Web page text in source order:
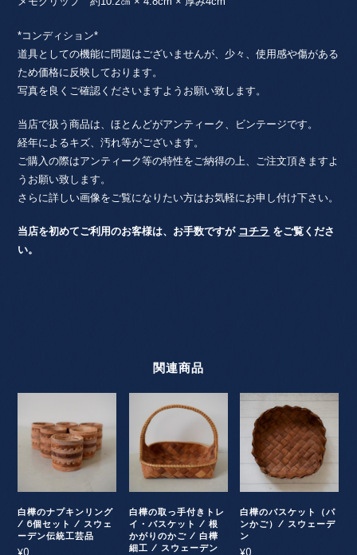
*コンディション*
道具としての機能に問題はございませんが、少々、使用感や傷がある
ため価格に反映しております。
写真を良くご確認くださいますようお願い致します。
当店で扱う商品は、ほとんどがアンティーク、ビンテージです。
経年によるキズ、汚れ等がございます。
ご購入の際はアンティーク等の特性をご納得の上、ご注文頂きますよ
うお願い致します。
さらに詳しい画像をご覧になりたい方はお気軽にお申し付け下さい。
当店を初めてご利用のお客様は、お手数ですが コチラ をご覧くださ
い。
関連商品
白樺のナプキンリング
/ 6個セット / スウェ
ーデン伝統工芸品
0
白樺の取っ手付きトレ
イ・バスケット / 根
かがりのかご / 白樺
細工 / スウェーデン
白樺のバスケット（パ
ンかご）/ スウェーデ
ン
0